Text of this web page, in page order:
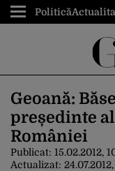
Politică
Geoană:
președinte
României
Publicat: 15.02.2012,
Actualizat: